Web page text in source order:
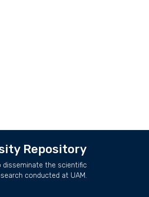
Repository
disseminate the scientific
conducted at UAM.